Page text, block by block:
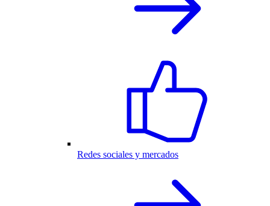
Redes sociales y mercados